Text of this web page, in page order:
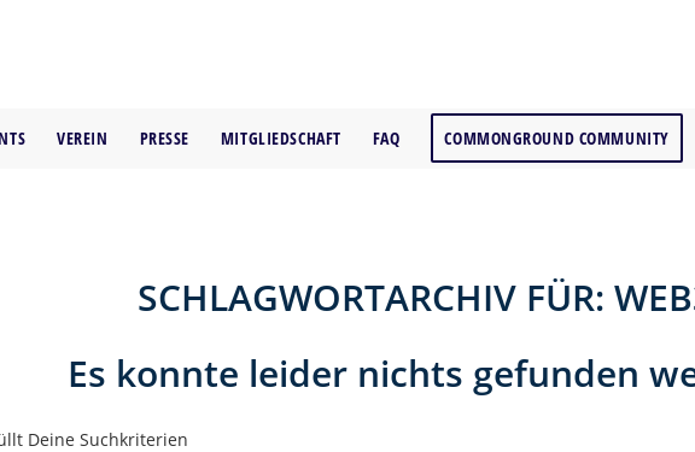
VEREIN PRESSE MITGLIEDSCHAFT FAQ COMMONGROUND COMMUNITY
SCHLAGWORTARCHIV FÜR:
Es konnte leider nichts gefunden
Deine Suchkriterien